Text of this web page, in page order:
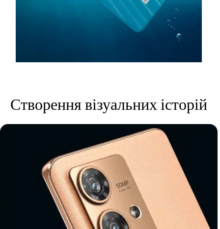
Створення візуальних історій